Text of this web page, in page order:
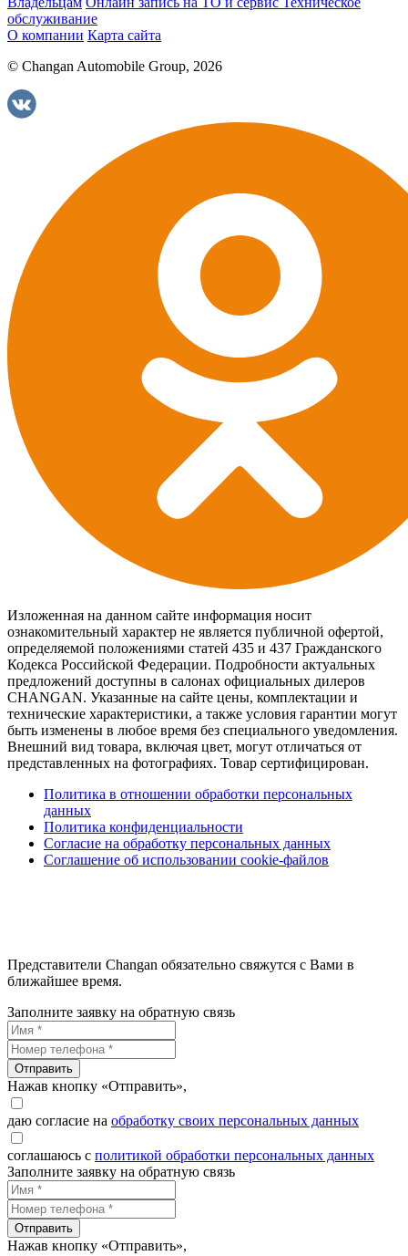
обслуживание
О компании Карта сайта
© Changan Automobile Group, 2026
Изложенная на данном сайте информация носит
ознакомительный характер не является публичной офертой,
определяемой положениями статей 435 и 437 Гражданского
Кодекса Российской Федерации. Подробности актуальных
предложений доступны в салонах официальных дилеров
CHANGAN. Указанные на сайте цены, комплектации и
технические характеристики, а также условия гарантии могут
быть изменены в любое время без специального уведомления.
Внешний вид товара, включая цвет, могут отличаться от
представленных на фотографиях. Товар сертифицирован.
Политика в отношении обработки персональных
данных
Политика конфиденциальности
Согласие на обработку персональных данных
Соглашение об использовании cookie-файлов
Представители Changan обязательно свяжутся с Вами в
ближайшее время.
Заполните заявку на обратную связь
Отправить
Нажав кнопку «Отправить»,
даю согласие на обработку своих персональных данных
соглашаюсь с политикой обработки персональных данных
Заполните заявку на обратную связь
Отправить
Нажав кнопку «Отправить»,